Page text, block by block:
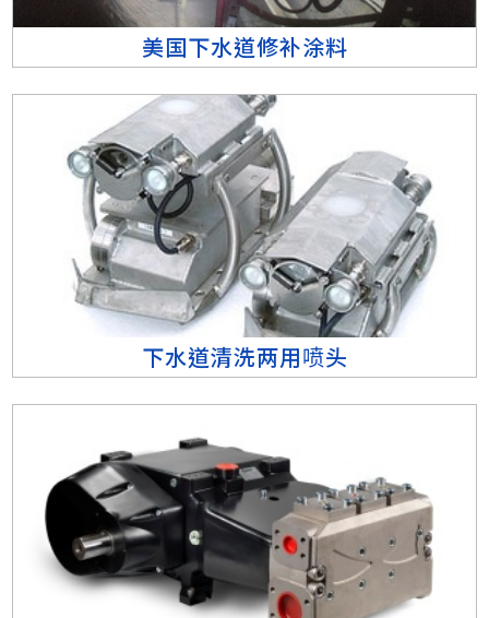
美国下水道修补涂料
下水道清洗两用喷头